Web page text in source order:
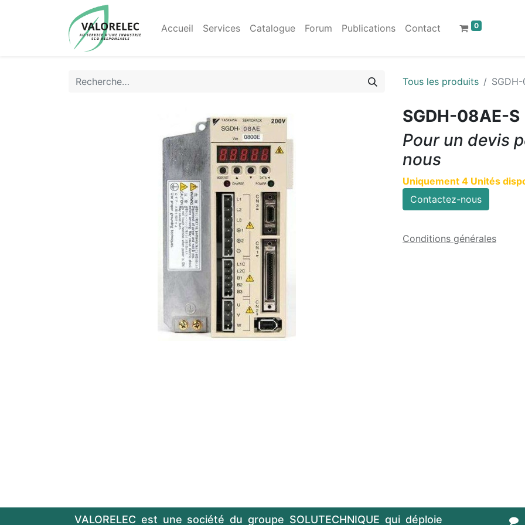
Accueil Services Catalogue Forum Publications Contact 0
Tous les produits
SGDH-08AE-S
Pour un devis
nous
Uniquement 4 Unités
Contactez-nous
Conditions générales
VALORELEC est une société du groupe SOLUTECHNIQUE qui déploie